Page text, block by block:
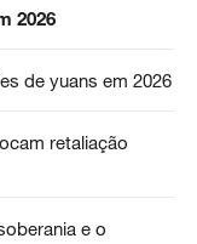
2026
de yuans em 2026
retaliação
e o